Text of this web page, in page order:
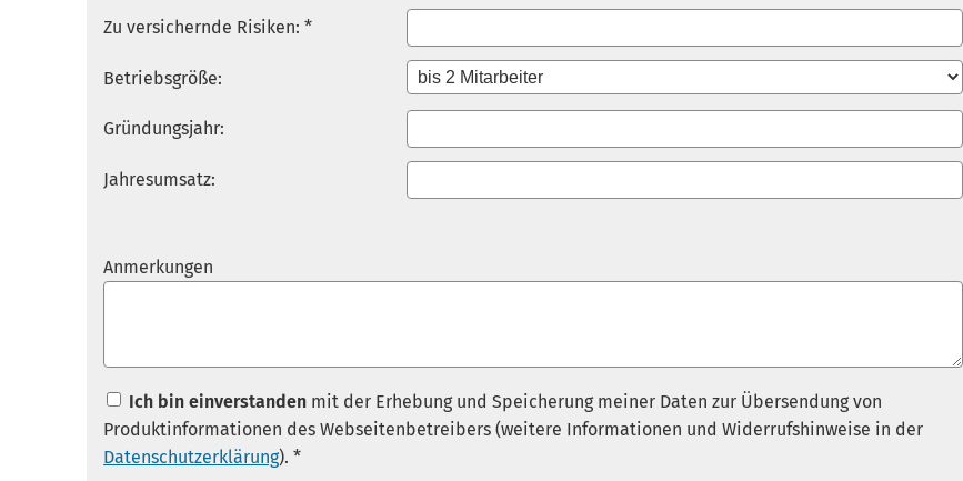
Zu ver­sichernde Risiken: *
Betriebsgröße:
Gründungsjahr:
Jahresumsatz:
Anmerkungen
Ich bin einverstanden mit der Erhebung und Speicherung meiner Daten zur Übersendung von
Produktinformationen des Webseitenbetreibers (weitere Informationen und Widerrufshinweise in der
Datenschutzerklärung). *